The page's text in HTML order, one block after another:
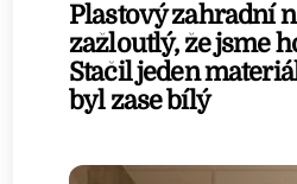
Plastový zahradní
zažloutlý, že jsme
Stačil jeden
byl zase bílý